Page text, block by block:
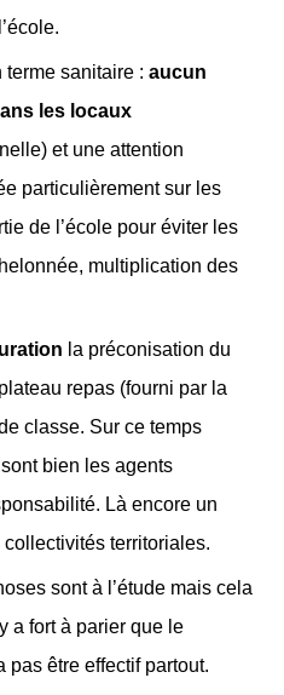
sanitaire : aucun
les locaux
et une attention
particulièrement sur les
de l’école pour éviter les
multiplication des
la préconisation du
repas (fourni par la
classe. Sur ce temps
bien les agents
Là encore un
territoriales.
sont à l’étude mais cela
a fort à parier que le
pas être effectif partout.